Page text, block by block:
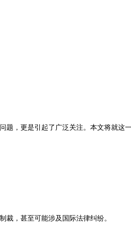
题，更是引起了广泛关注。本文将就这
裁，甚至可能涉及国际法律纠纷。